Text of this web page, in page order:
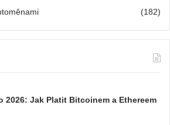
(182)
2026: Jak Platit Bitcoinem a Ethereem